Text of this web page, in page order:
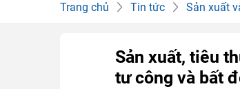
Trang chủ Tin tức Sản xuất
Sản xuất, tiêu
tư công và bất